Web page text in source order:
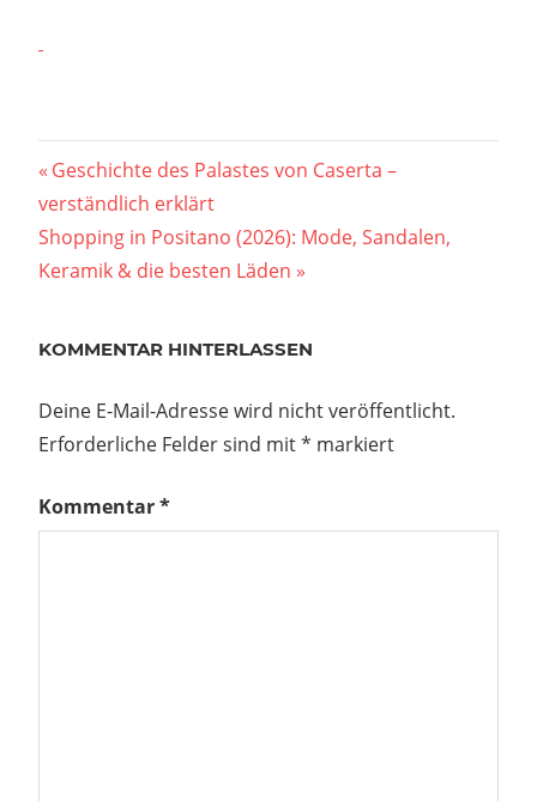
Beitragsnavigation
Vorheriger
Beitrag:
Geschichte des Palastes von Caserta –
verständlich erklärt
Nächster
Beitrag:
Shopping in Positano (2026): Mode, Sandalen,
Keramik & die besten Läden
KOMMENTAR HINTERLASSEN
Deine E-Mail-Adresse wird nicht veröffentlicht.
Erforderliche Felder sind mit* markiert
Kommentar*